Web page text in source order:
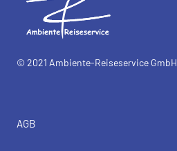
© 2021 Ambiente-Reiseservice GmbH
AGB